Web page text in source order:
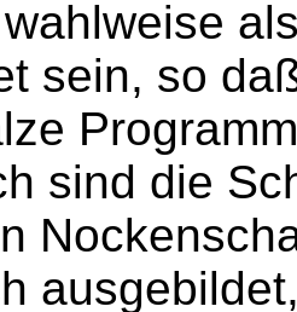
sein, so
sind die